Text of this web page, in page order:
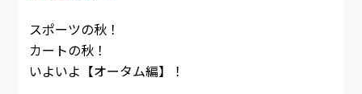
スポーツの秋！
カートの秋！
いよいよ【オータム編】！